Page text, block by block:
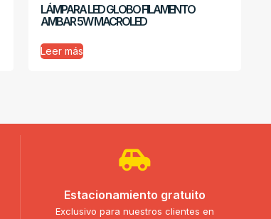
LÁMPARA LED GLOBO FILAMENTO
AMBAR 5W MACROLED
Leer más
Estacionamiento gratuito
Exclusivo para nuestros clientes en